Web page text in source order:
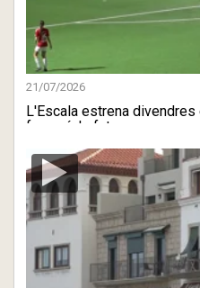
21/07/2026
L'Escala estrena
femení de fut ...